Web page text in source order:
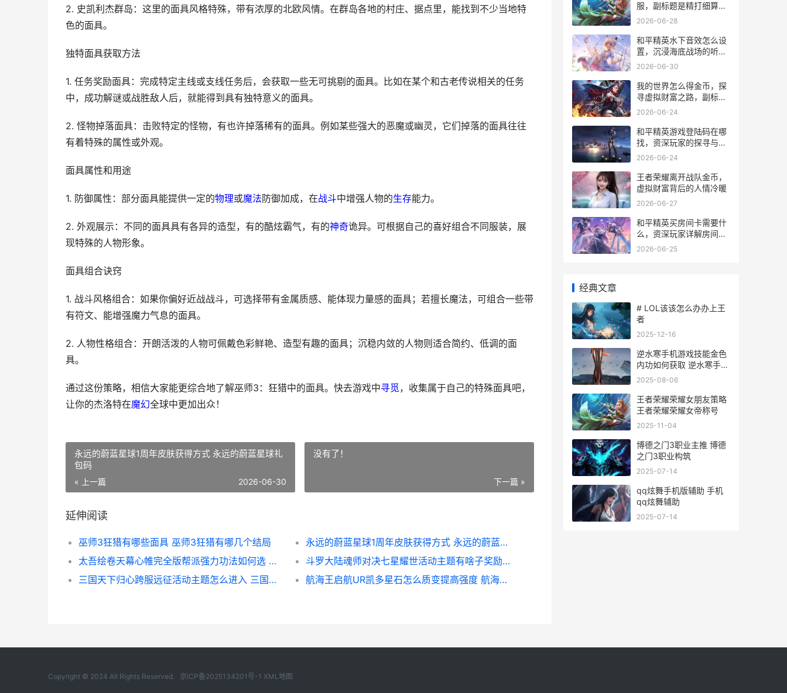
2. 史凯利杰群岛：这里的面具风格特殊，带有浓厚的北欧风情。在群岛各地的村庄、据点里，能找到不少当地特
色的面具。
独特面具获取方法
1. 任务奖励面具：完成特定主线或支线任务后，会获取一些无可挑剔的面具。比如在某个和古老传说相关的任务
中，成功解谜或战胜敌人后，就能得到具有独特意义的面具。
2. 怪物掉落面具：击败特定的怪物，有也许掉落稀有的面具。例如某些强大的恶魔或幽灵，它们掉落的面具往往
有着特殊的属性或外观。
面具属性和用途
1. 防御属性：部分面具能提供一定的物理或魔法防御加成，在战斗中增强人物的生存能力。
2. 外观展示：不同的面具具有各异的造型，有的酷炫霸气，有的神奇诡异。可根据自己的喜好组合不同服装，展
现特殊的人物形象。
面具组合诀窍
1. 战斗风格组合：如果你偏好近战战斗，可选择带有金属质感、能体现力量感的面具；若擅长魔法，可组合一些带
有符文、能增强魔力气息的面具。
2. 人物性格组合：开朗活泼的人物可佩戴色彩鲜艳、造型有趣的面具；沉稳内敛的人物则适合简约、低调的面
具。
通过这份策略，相信大家能更综合地了解巫师3：狂猎中的面具。快去游戏中寻觅，收集属于自己的特殊面具吧，
让你的杰洛特在魔幻全球中更加出众！
永远的蔚蓝星球1周年皮肤获得方式 永远的蔚蓝星球礼
包码
« 上一篇 2026-06-30
没有了！
下一篇 »
延伸阅读
巫师3狂猎有哪些面具 巫师3狂猎有哪几个结局
永远的蔚蓝星球1周年皮肤获得方式 永远的蔚蓝星球礼包码
太吾绘卷天幕心帷完全版帮派强力功法如何选 太吾绘卷天幕心帷
斗罗大陆魂师对决七星耀世活动主题有啥子奖励 斗罗大陆魂师对决37官网下载
三国天下归心跨服远征活动主题怎么进入 三国志天下归心
航海王启航UR凯多星石怎么质变提高强度 航海王启航优先培养的九个人
服，副标题是精打细算的
战场时尚经
2026-06-28
和平精英水下音效怎么设
置，沉浸海底战场的听觉
密码
2026-06-30
我的世界怎么得金币，探
寻虚拟财富之路，副标
题，资深玩家经济系统全
2026-06-24
和平精英游戏登陆码在哪
找，资深玩家的探寻与警
示
2026-06-24
王者荣耀离开战队金币，
虚拟财富背后的人情冷暖
2026-06-27
和平精英买房间卡需要什
么，资深玩家详解房间卡
获取与使用全攻略，副标
2026-06-25
经典文章
# LOL该该怎么办办上王
者
2025-12-16
逆水寒手机游戏技能金色
内功如何获取 逆水寒手机
游戏官网
2025-08-06
王者荣耀荣耀女朋友策略
王者荣耀荣耀女帝称号
2025-11-04
博德之门3职业主推 博德
之门3职业构筑
2025-07-14
qq炫舞手机版辅助 手机
qq炫舞辅助
2025-07-14
Copyright © 2024 All Rights Reserved. 京ICP备2025134201号-1 XML地图